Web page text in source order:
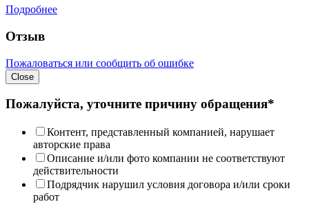
Подробнее
Отзыв
Пожаловаться или сообщить об ошибке
Close
Пожалуйста, уточните причину обращения*
Контент, представленный компанией, нарушает
авторские права
Описание и/или фото компании не соответствуют
действительности
Подрядчик нарушил условия договора и/или сроки
работ